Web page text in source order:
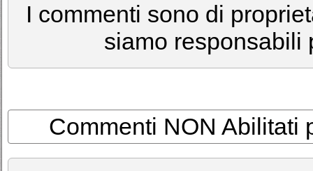
I commenti sono di
siamo responsabili
Commenti NON Abilitati